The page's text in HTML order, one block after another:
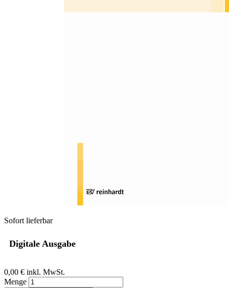
Stein, Roland (2017):
Hyperaktivitätsstörungen
Sofort lieferbar
Digitale Ausgabe
0,00 € inkl. MwSt.
Menge